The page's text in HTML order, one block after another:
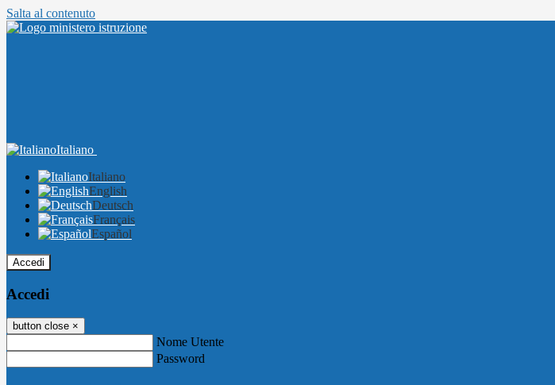
Salta al contenuto
Italiano
Italiano
English
Deutsch
Français
Español
Accedi
Accedi
button close ×
Nome Utente
Password